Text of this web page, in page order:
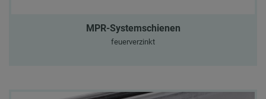
MPR-Systemschienen
feuerverzinkt